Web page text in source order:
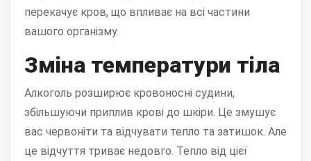
перекачує кров, що впливає на всі частини
вашого організму.
Зміна температури тіла
Алкоголь розширює кровоносні судини,
збільшуючи приплив крові до шкіри. Це змушує
вас червоніти та відчувати тепло та затишок. Але
це відчуття триває недовго. Тепло від цієї